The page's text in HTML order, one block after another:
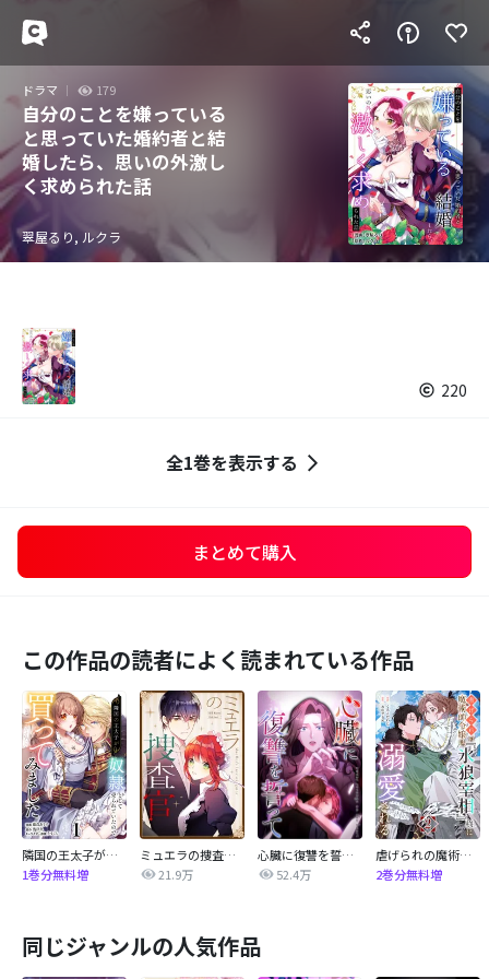
ドラマ 179
自分のことを嫌っている
と思っていた婚約者と結
婚したら、思いの外激し
く求められた話
翠屋るり, ルクラ
220
全1巻を表示する
まとめて購入
この作品の読者によく読まれている作品
隣国の王太子が奴隷として売られていたので買ってみました【単話】
1巻分無料増
ミュエラの捜査官【タテヨミ】
21.9万
心臓に復讐を誓って
52.4万
虐げられの魔術師令嬢は、『氷狼宰相』様に溺愛される【単話】
2巻分無料増
同じジャンルの人気作品